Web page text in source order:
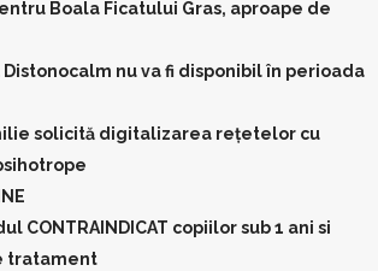
Boala Ficatului Gras, aproape de
nu va fi disponibil în perioada
solicită digitalizarea rețetelor cu
CONTRAINDICAT copiilor sub 1 ani si
tratament